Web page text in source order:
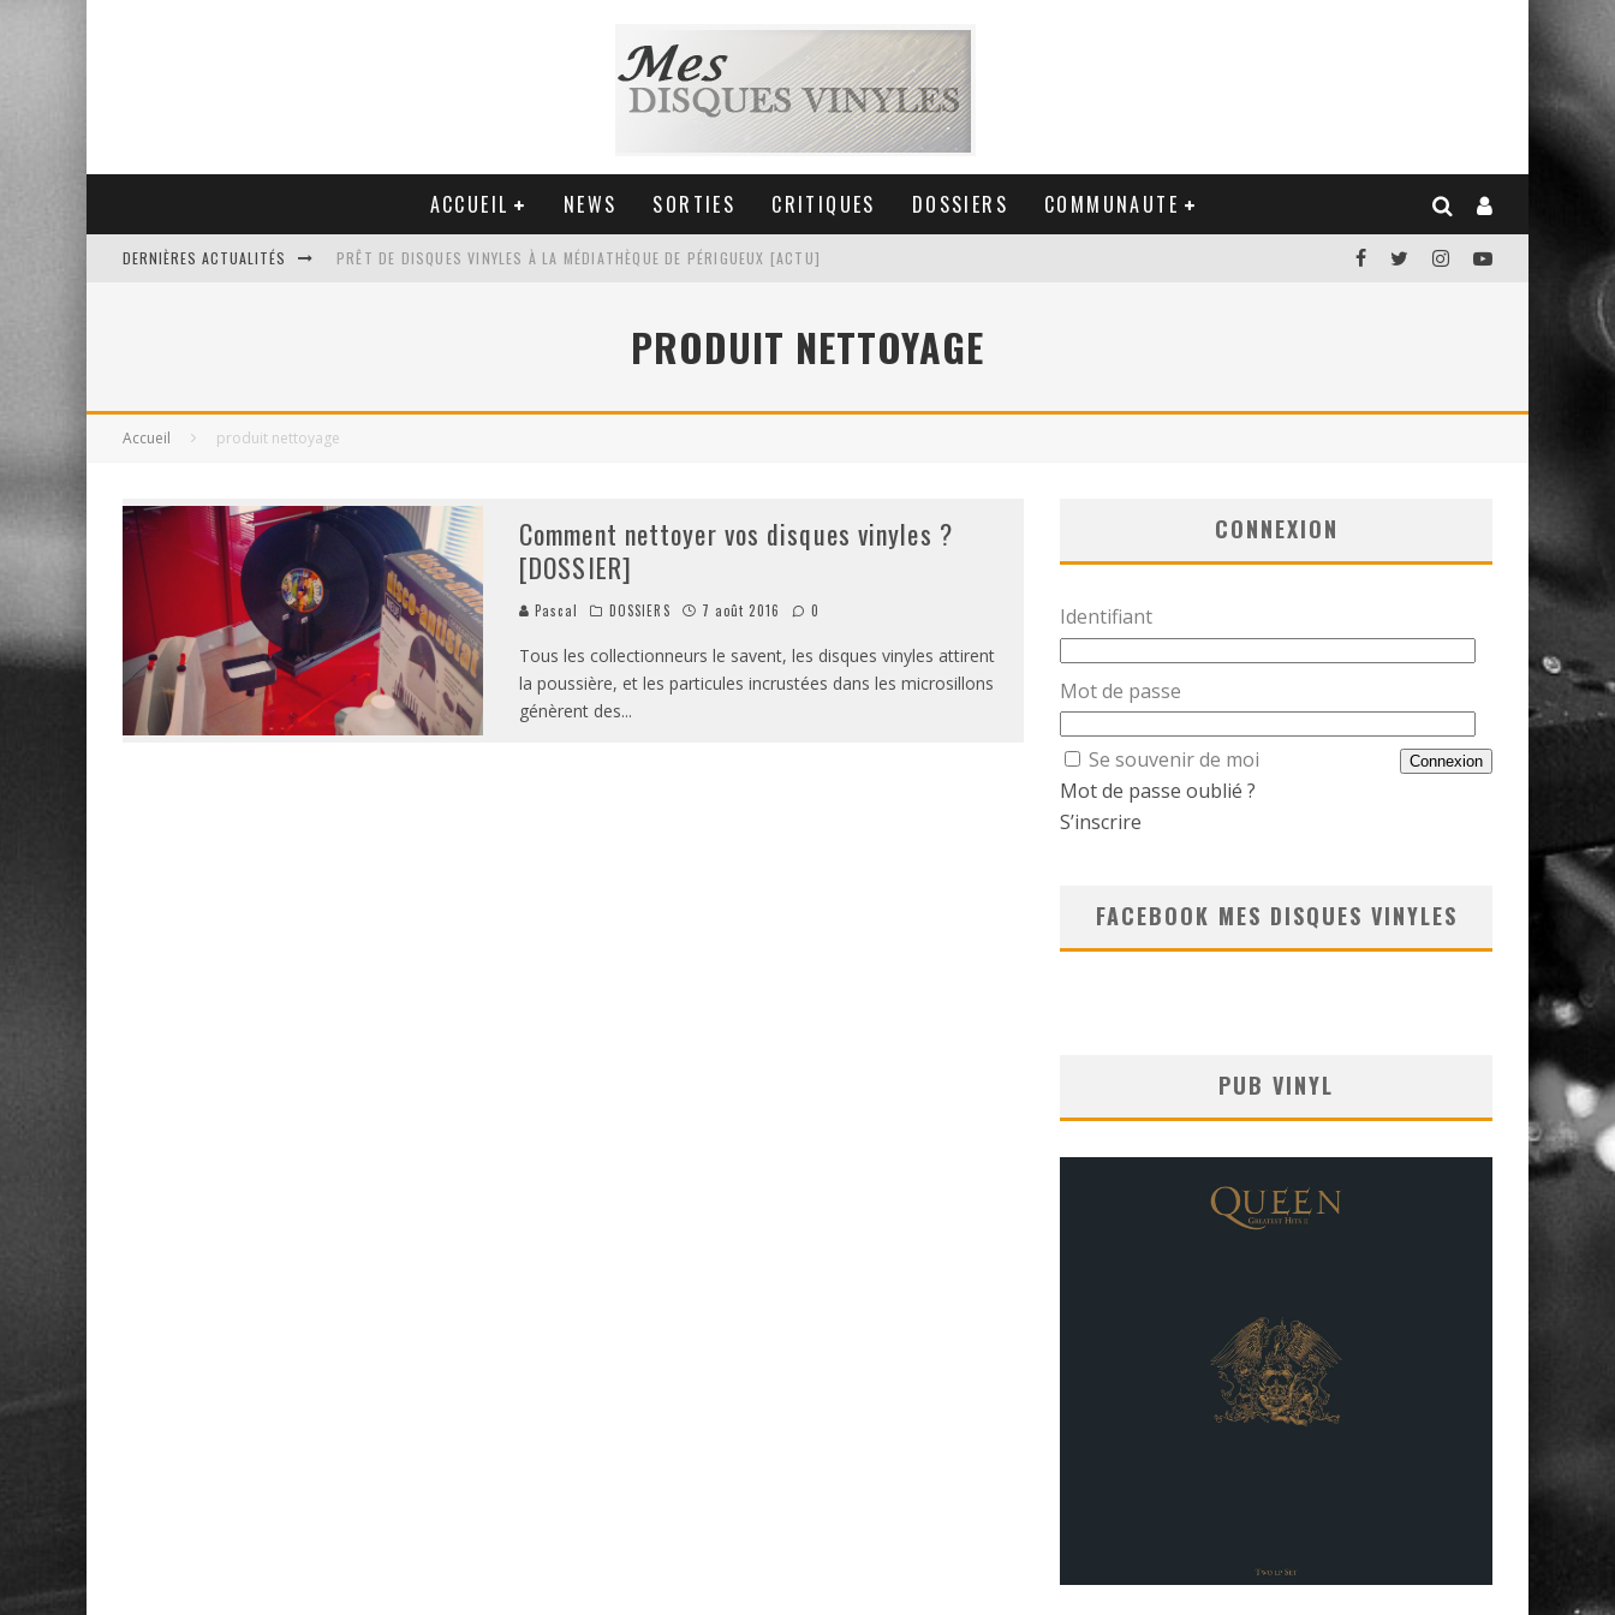
ACCUEIL NEWS SORTIES CRITIQUES DOSSIERS COMMUNAUTE
DERNIÈRES ACTUALITÉS PRÊT DE DISQUES VINYLES À LA MÉDIATHÈQUE DE PÉRIGUEUX [ACTU]
VENTE AUX ENCHÈRES D'UNE COLLECTION DE 6000 VINYLESPRODUIT NETTOYAGE
Accueil produit nettoyage
Comment nettoyer vos disques vinyles ?
[DOSSIER]
Pascal DOSSIERS 7 août 2016 0
Tous les collectionneurs le savent, les disques vinyles attirent
la poussière, et les particules incrustées dans les microsillons
génèrent des...
CONNEXION
Identifiant
Mot de passe
Se souvenir de moi
Mot de passe oublié ?
S’inscrire
FACEBOOK MES DISQUES VINYLES
PUB VINYL